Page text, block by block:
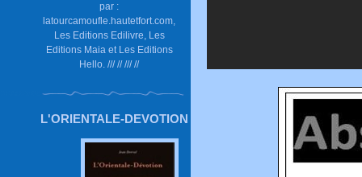
par :
latourcamoufle.hautetfort.com,
Les Editions Edilivre, Les
Editions Maia et Les Editions
Hello. /// // /// //
L'ORIENTALE-DEVOTION